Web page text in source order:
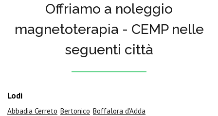
Offriamo a noleggio
magnetoterapia - CEMP nelle
seguenti città
Lodi
Abbadia Cerreto Bertonico Boffalora d'Adda